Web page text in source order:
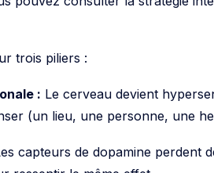
trois piliers :
(un lieu, une personne, une
ressentir le même effet.